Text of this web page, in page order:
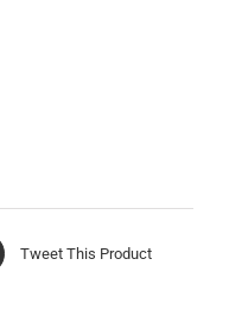
Tweet This Product